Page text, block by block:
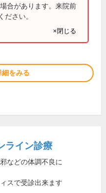
合があります。来院前
ださい。
×閉じる
細をみる
ライン診療
などの体調不良に
スで受診出来ます